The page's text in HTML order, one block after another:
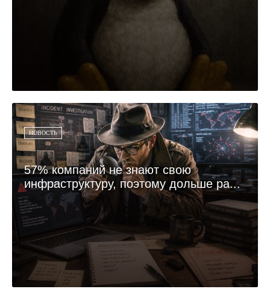
НОВОСТЬ
57% компаний не знают свою
инфраструктуру, поэтому дольше ра...